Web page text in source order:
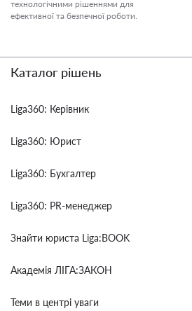
технологічними рішеннями для
ефективної та безпечної роботи.
Каталог рішень
Liga360: Керівник
Liga360: Юрист
Liga360: Бухгалтер
Liga360: PR-менеджер
Знайти юриста Liga:BOOK
Академія ЛІГА:ЗАКОН
Теми в центрі уваги